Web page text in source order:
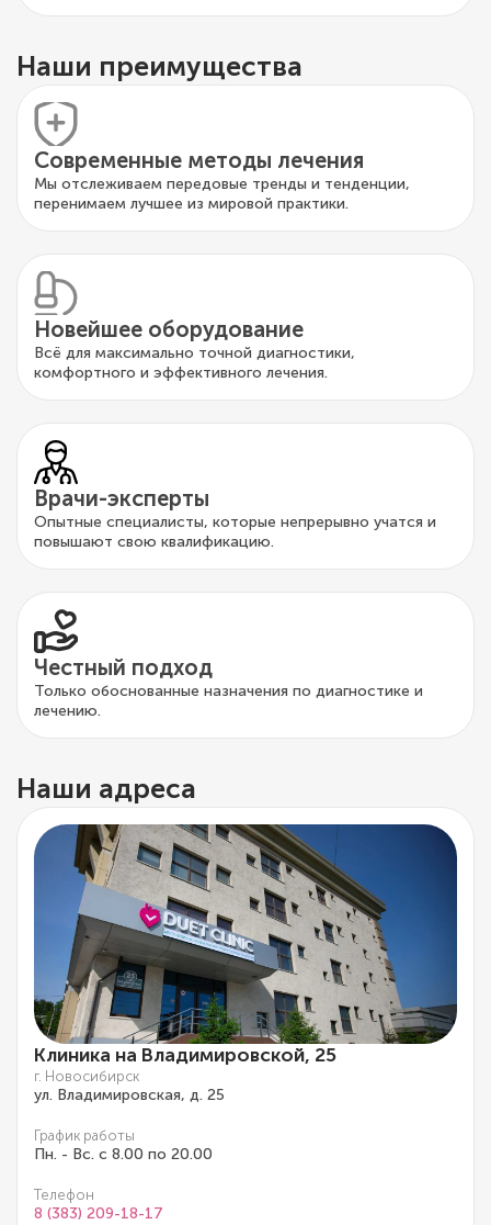
Наши преимущества
Современные методы лечения
Мы отслеживаем передовые тренды и тенденции,
перенимаем лучшее из мировой практики.
Новейшее оборудование
Всё для максимально точной диагностики,
комфортного и эффективного лечения.
Врачи-эксперты
Опытные специалисты, которые непрерывно учатся и
повышают свою квалификацию.
Честный подход
Только обоснованные назначения по диагностике и
лечению.
Наши адреса
Клиника на Владимировской, 25
г. Новосибирск
ул. Владимировская, д. 25
График работы
Пн. - Вс. с 8.00 по 20.00
Телефон
8 (383) 209-18-17